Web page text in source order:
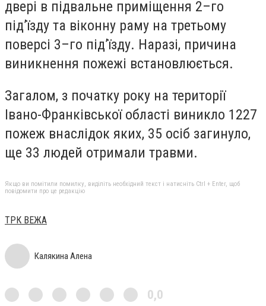
двері в підвальне приміщення 2–го
під’їзду та віконну раму на третьому
поверсі 3–го під’їзду. Наразі, причина
виникнення пожежі встановлюється.
Загалом, з початку року на території
Івано-Франківської області виникло 1227
пожеж внаслідок яких, 35 осіб загинуло,
ще 33 людей отримали травми.
Якщо ви помітили помилку, виділіть необхідний текст і натисніть Ctrl + Enter, щоб
повідомити про це редакцію
ТРК ВЕЖА
Калякина Алена
0,0